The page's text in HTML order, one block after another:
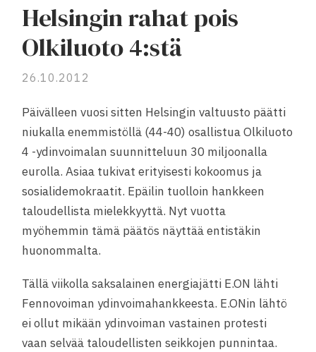
Helsingin rahat pois
Olkiluoto 4:stä
26.10.2012
Päivälleen vuosi sitten Helsingin valtuusto päätti
niukalla enemmistöllä (44-40) osallistua Olkiluoto
4 -ydinvoimalan suunnitteluun 30 miljoonalla
eurolla. Asiaa tukivat erityisesti kokoomus ja
sosialidemokraatit. Epäilin tuolloin hankkeen
taloudellista mielekkyyttä. Nyt vuotta
myöhemmin tämä päätös näyttää entistäkin
huonommalta.
Tällä viikolla saksalainen energiajätti E.ON lähti
Fennovoiman ydinvoimahankkeesta. E.ONin lähtö
ei ollut mikään ydinvoiman vastainen protesti
vaan selvää taloudellisten seikkojen punnintaa.